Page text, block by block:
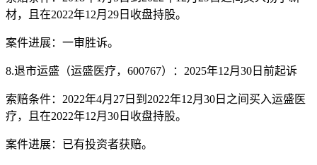
材，且在2022年12月29日收盘持股。
案件进展：一审胜诉。
8.退市运盛（运盛医疗，600767）：2025年12月30日前起诉
索赔条件：2022年4月27日到2022年12月30日之间买入运盛医
疗，且在2022年12月30日收盘持股。
案件进展：已有投资者获赔。